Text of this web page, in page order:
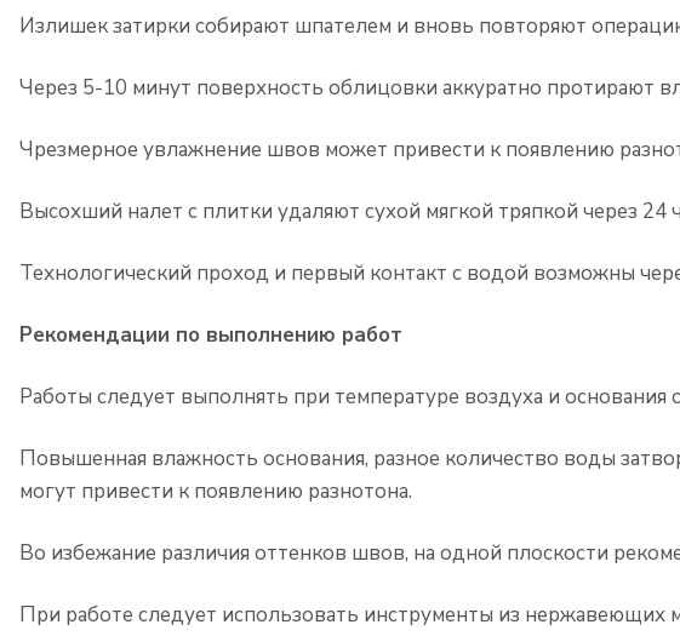
Излишек затирки собирают шпателем и вновь повторяют
Через 5-10 минут поверхность облицовки аккуратно протирают
Чрезмерное увлажнение швов может привести к появлению
Высохший налет с плитки удаляют сухой мягкой тряпкой через 24
Технологический проход и первый контакт с водой возможны
Рекомендации по выполнению работ
Работы следует выполнять при температуре воздуха и
Повышенная влажность основания, разное количество воды
могут привести к появлению разнотона.
Во избежание различия оттенков швов, на одной плоскости
При работе следует использовать инструменты из нержавеющих